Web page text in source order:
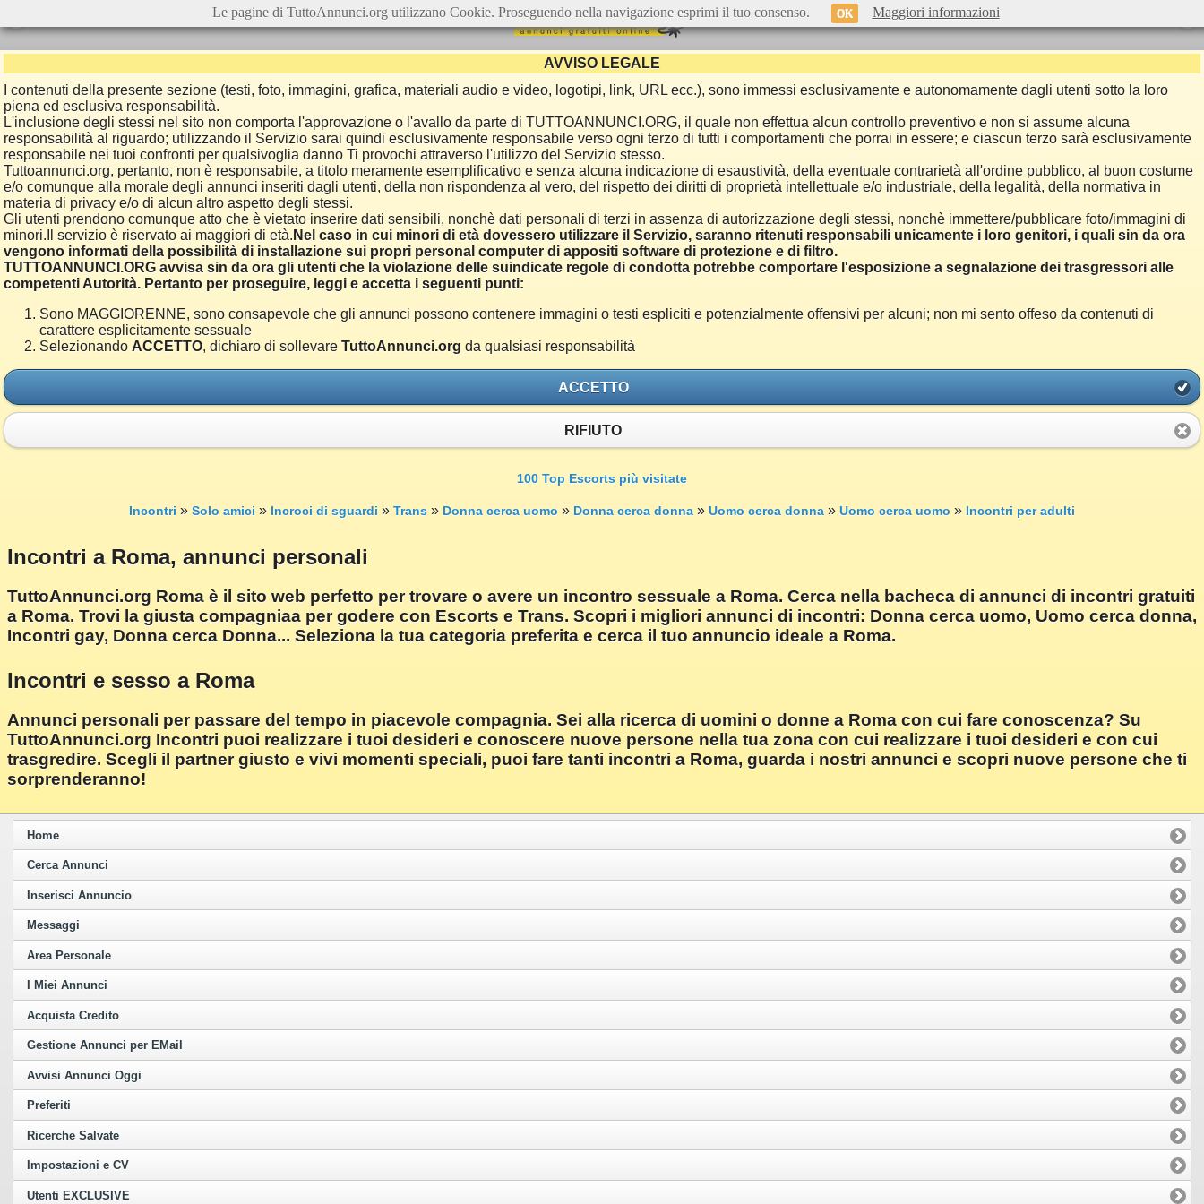
AVVISO LEGALE
I contenuti della presente sezione (testi, foto, immagini, grafica, materiali audio e video, logotipi, link, URL ecc.), sono immessi esclusivamente e autonomamente dagli utenti sotto la loro
piena ed esclusiva responsabilità.
L'inclusione degli stessi nel sito non comporta l'approvazione o l'avallo da parte di TUTTOANNUNCI.ORG, il quale non effettua alcun controllo preventivo e non si assume alcuna
responsabilità al riguardo; utilizzando il Servizio sarai quindi esclusivamente responsabile verso ogni terzo di tutti i comportamenti che porrai in essere; e ciascun terzo sarà esclusivamente
responsabile nei tuoi confronti per qualsivoglia danno Ti provochi attraverso l'utilizzo del Servizio stesso.
Tuttoannunci.org, pertanto, non è responsabile, a titolo meramente esemplificativo e senza alcuna indicazione di esaustività, della eventuale contrarietà all'ordine pubblico, al buon costume
e/o comunque alla morale degli annunci inseriti dagli utenti, della non rispondenza al vero, del rispetto dei diritti di proprietà intellettuale e/o industriale, della legalità, della normativa in
materia di privacy e/o di alcun altro aspetto degli stessi.
Gli utenti prendono comunque atto che è vietato inserire dati sensibili, nonchè dati personali di terzi in assenza di autorizzazione degli stessi, nonchè immettere/pubblicare foto/immagini di
minori.Il servizio è riservato ai maggiori di età. Nel caso in cui minori di età dovessero utilizzare il Servizio, saranno ritenuti responsabili unicamente i loro genitori, i quali sin da ora
vengono informati della possibilità di installazione sui propri personal computer di appositi software di protezione e di filtro.
TUTTOANNUNCI.ORG avvisa sin da ora gli utenti che la violazione delle suindicate regole di condotta potrebbe comportare l'esposizione a segnalazione dei trasgressori alle
competenti Autorità. Pertanto per proseguire, leggi e accetta i seguenti punti:
Sono MAGGIORENNE, sono consapevole che gli annunci possono contenere immagini o testi espliciti e potenzialmente offensivi per alcuni; non mi sento offeso da contenuti di
carattere esplicitamente sessuale
Selezionando ACCETTO, dichiaro di sollevare TuttoAnnunci.org da qualsiasi responsabilità
ACCETTO
RIFIUTO
100 Top Escorts più visitate
Incontri » Solo amici » Incroci di sguardi » Trans » Donna cerca uomo » Donna cerca donna » Uomo cerca donna » Uomo cerca uomo » Incontri per adulti
Incontri a Roma, annunci personali
TuttoAnnunci.org Roma è il sito web perfetto per trovare o avere un incontro sessuale a Roma. Cerca nella bacheca di annunci di incontri gratuiti
a Roma. Trovi la giusta compagniaa per godere con Escorts e Trans. Scopri i migliori annunci di incontri: Donna cerca uomo, Uomo cerca donna,
Incontri gay, Donna cerca Donna... Seleziona la tua categoria preferita e cerca il tuo annuncio ideale a Roma.
Incontri e sesso a Roma
Annunci personali per passare del tempo in piacevole compagnia. Sei alla ricerca di uomini o donne a Roma con cui fare conoscenza? Su
TuttoAnnunci.org Incontri puoi realizzare i tuoi desideri e conoscere nuove persone nella tua zona con cui realizzare i tuoi desideri e con cui
trasgredire. Scegli il partner giusto e vivi momenti speciali, puoi fare tanti incontri a Roma, guarda i nostri annunci e scopri nuove persone che ti
sorprenderanno!
Home
Cerca Annunci
Inserisci Annuncio
Messaggi
Area Personale
I Miei Annunci
Acquista Credito
Gestione Annunci per EMail
Avvisi Annunci Oggi
Preferiti
Ricerche Salvate
Impostazioni e CV
Utenti EXCLUSIVE
Le pagine di TuttoAnnunci.org utilizzano Cookie. Proseguendo nella navigazione esprimi il tuo consenso. OK Maggiori informazioni